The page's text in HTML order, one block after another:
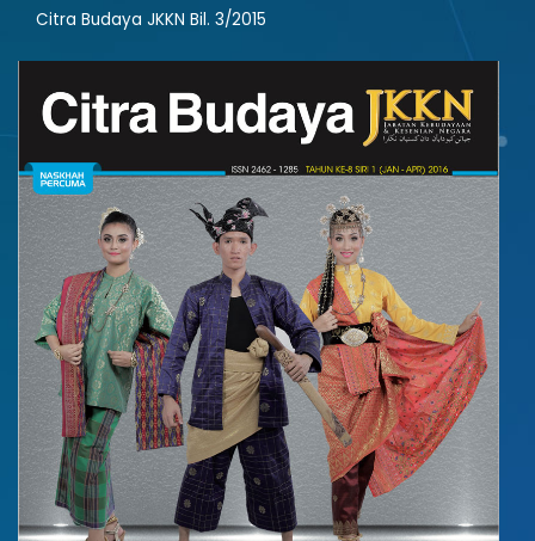
Citra Budaya JKKN Bil. 3/2015